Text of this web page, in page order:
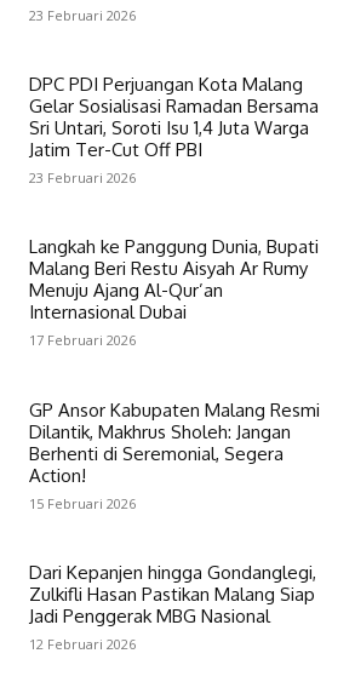
23 Februari 2026
DPC PDI Perjuangan Kota Malang
Gelar Sosialisasi Ramadan Bersama
Sri Untari, Soroti Isu 1,4 Juta Warga
Jatim Ter-Cut Off PBI
23 Februari 2026
Langkah ke Panggung Dunia, Bupati
Malang Beri Restu Aisyah Ar Rumy
Menuju Ajang Al-Qur’an
Internasional Dubai
17 Februari 2026
GP Ansor Kabupaten Malang Resmi
Dilantik, Makhrus Sholeh: Jangan
Berhenti di Seremonial, Segera
Action!
15 Februari 2026
Dari Kepanjen hingga Gondanglegi,
Zulkifli Hasan Pastikan Malang Siap
Jadi Penggerak MBG Nasional
12 Februari 2026